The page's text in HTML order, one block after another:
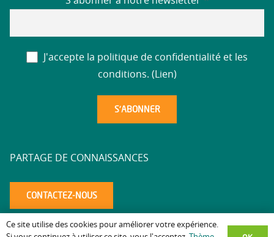
J'accepte la politique de confidentialité et les
conditions. ( Lien)
PARTAGE DE CONNAISSANCES
CONTACTEZ-NOUS
Ce site utilise des cookies pour améliorer votre expérience.